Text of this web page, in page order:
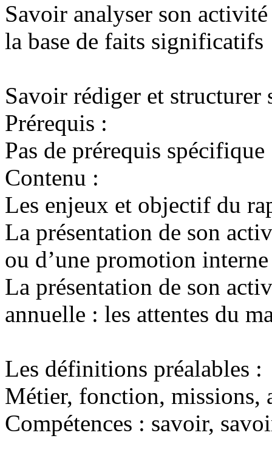
Savoir analyser son activité
la base de faits significatifs
Savoir rédiger et structurer
Prérequis :
Pas de prérequis spécifique
Contenu :
Les enjeux et objectif du
La présentation de son
ou d’une promotion
La présentation de son
annuelle : les attentes du
Les définitions préalables :
Métier, fonction, missions,
Compétences : savoir,